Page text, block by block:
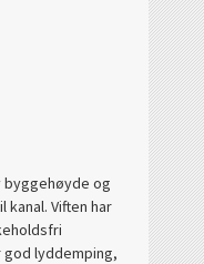
byggehøyde og
Viften har
lyddemping,